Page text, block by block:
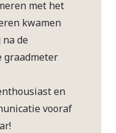
met het
kwamen
de
graadmeter
en
vooraf